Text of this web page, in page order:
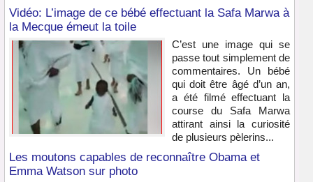
Vidéo: L’image de ce bébé effectuant la Safa Marwa à
la Mecque émeut la toile
C’est une image qui se
passe tout simplement de
commentaires. Un bébé
qui doit être âgé d’un an,
a été filmé effectuant la
course du Safa Marwa
attirant ainsi la curiosité
de plusieurs pèlerins...
Les moutons capables de reconnaître Obama et
Emma Watson sur photo